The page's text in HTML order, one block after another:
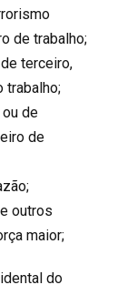
de trabalho;
terceiro,
trabalho;
de
de
outros
maior;
do